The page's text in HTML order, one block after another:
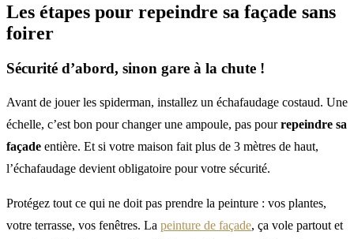
Les étapes pour repeindre sa façade sans
foirer
Sécurité d’abord, sinon gare à la chute !
Avant de jouer les spiderman, installez un échafaudage costaud. Une
échelle, c’est bon pour changer une ampoule, pas pourrepeindre sa
façade entière. Et si votre maison fait plus de 3 mètres de haut,
l’échafaudage devient obligatoire pour votre sécurité.
Protégez tout ce qui ne doit pas prendre la peinture : vos plantes,
votre terrasse, vos fenêtres. La peinture de façade, ça vole partout et